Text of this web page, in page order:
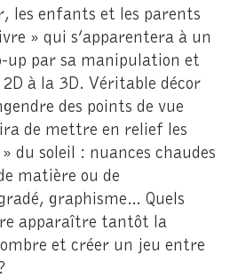
les enfants et les parents
» qui s’apparentera à un
up par sa manipulation et
2D à la 3D. Véritable décor
des points de vue
de mettre en relief les
du soleil : nuances chaudes
matière ou de
graphisme… Quels
apparaître tantôt la
et créer un jeu entre